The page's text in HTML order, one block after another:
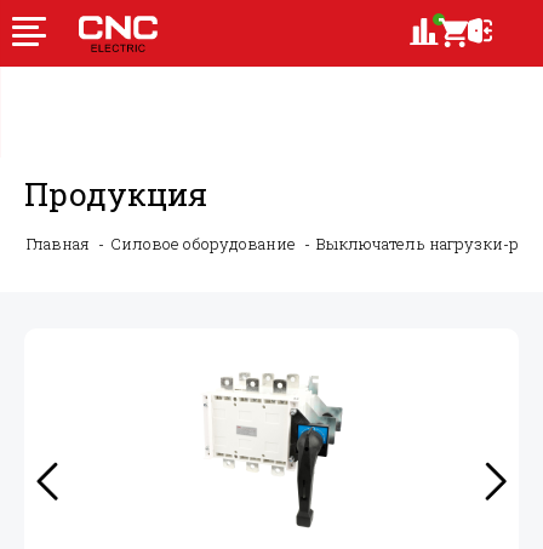
Продукция
Главная Силовое оборудование Выключатель нагрузки-